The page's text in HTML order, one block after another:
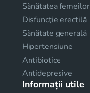
Sănătatea femeilor
Disfuncţie erectilă
Sănătate generală
Hipertensiune
Antibiotice
Antidepresive
Informații utile